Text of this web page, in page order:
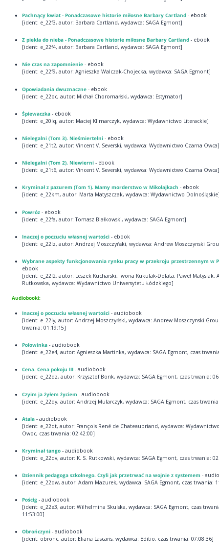
Pachnący kwiat - Ponadczasowe historie miłosne Barbary Cartland - ebook
[ident: e_22f3, autor: Barbara Cartland, wydawca: SAGA Egmont]
Z piekła do nieba - Ponadczasowe historie miłosne Barbary Cartland- ebook
[ident: e_22f4, autor: Barbara Cartland, wydawca: SAGA Egmont]
Nie czas na zapomnienie - ebook
[ident: e_22f9, autor: Agnieszka Walczak-Chojecka, wydawca: SAGA Egmont]
Opowiadania dwuznaczne- ebook
[ident: e_22oc, autor: Michał Choromański, wydawca: Estymator]
Śpiewaczka - ebook
[ident: e_20lq, autor: Maciej Klimarczyk, wydawca: Wydawnictwo Literackie]
Nielegalni (Tom 3). Nieśmiertelni- ebook
[ident: e_21t2, autor: Vincent V. Severski, wydawca: Wydawnictwo Czarna Owca]
Nielegalni (Tom 2). Niewierni- ebook
[ident: e_21t6, autor: Vincent V. Severski, wydawca: Wydawnictwo Czarna Owca]
Kryminał z pazurem (Tom 1). Mamy morderstwo w Mikołajkach - ebook
[ident: e_22km, autor: Marta Matyszczak, wydawca: Wydawnictwo
Powróz - ebook
[ident: e_22fa, autor: Tomasz Białkowski, wydawca: SAGA Egmont]
Inaczej o poczuciu własnej wartości - ebook
[ident: e_22lz, autor: Andrzej Moszczyński, wydawca: Andrew Moszczynski
Wybrane aspekty funkcjonowania rynku pracy w przekroju przestrzennym w
ebook
[ident: e_22l2, autor: Leszek Kucharski, Iwona Kukulak-Dolata, Paweł Matysiak,
Rutkowska, wydawca: Wydawnictwo Uniwersytetu Łódzkiego]
Audiobooki:
Inaczej o poczuciu własnej wartości - audiobook
[ident: e_22ly, autor: Andrzej Moszczyński, wydawca: Andrew Moszczynski
trwania: 01:19:15]
Połowinka - audiobook
[ident: e_22e4, autor: Agnieszka Martinka, wydawca: SAGA Egmont, czas
Cena. Cena pokoju III- audiobook
[ident: e_22dz, autor: Krzysztof Bonk, wydawca: SAGA Egmont, czas trwania:
Czyim ja żyłem życiem - audiobook
[ident: e_22dy, autor: Andrzej Mularczyk, wydawca: SAGA Egmont, czas
Atala - audiobook
[ident: e_22qt, autor: François René de Chateaubriand, wydawca:
Owoc, czas trwania: 02:42:00]
Kryminał tango- audiobook
[ident: e_22dv, autor: K. S. Rutkowski, wydawca: SAGA Egmont, czas trwania:
Dziennik pedagoga szkolnego. Czyli jak przetrwać na wojnie z systemem -
[ident: e_22dw, autor: Adam Mazurek, wydawca: SAGA Egmont, czas trwania:
Pościg - audiobook
[ident: e_22e3, autor: Wilhelmina Skulska, wydawca: SAGA Egmont, czas
11:53:00]
Obrończyni - audiobook
[ident: obronc, autor: Eliana Lascaris, wydawca: Editio, czas trwania: 07:08:36]